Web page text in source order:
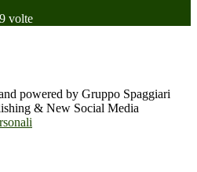
volte
powered by Gruppo Spaggiari
& New Social Media